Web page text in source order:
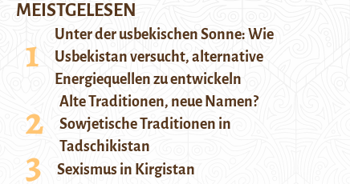
MEISTGELESEN
Unter der usbekischen Sonne: Wie
Usbekistan versucht, alternative
Energiequellen zu entwickeln
Alte Traditionen, neue Namen?
Sowjetische Traditionen in
Tadschikistan
Sexismus in Kirgistan